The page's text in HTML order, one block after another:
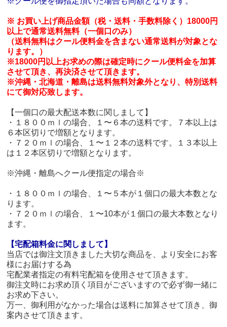
※ お買い上げ商品金額（税・送料・手数料除く）18000円
以上で通常送料無料（一個口のみ）
（送料無料はクール便料金を含まない通常送料が対象とな
ります。）
※18000円以上お求めの際は確定時にクール便料金を加算
させて頂き、再決済させて頂きます。
※沖縄・北海道・離島は送料無料対象外となり、特別送料
にて御対応致します。
【一個口の最大配送本数に関しまして】
・１８００ｍｌの場合、１〜６本の送料です。７本以上は
６本区切りで増額となります。
・７２０ｍｌの場合、１〜１２本の送料です。１３本以上
は１２本区切りで増額となります。
※沖縄・離島へクール便指定の場合※
・１８００ｍｌの場合、１〜５本が１個口の最大本数とな
ります。
・７２０ｍｌの場合、１〜10本が１個口の最大本数となり
ます。
【宅配箱料金に関しまして】
当店では御注文頂きました大切な商品を、より安全にお客
様にお届けする為
宅配業者指定の有料宅配箱を使用させて頂きます。
御注文時にお求め頂く項目がございますので必ず御一緒に
お求め下さい。
万一、御利用がなかった場合は送料に加算させて頂き、御
案内させて頂きます。